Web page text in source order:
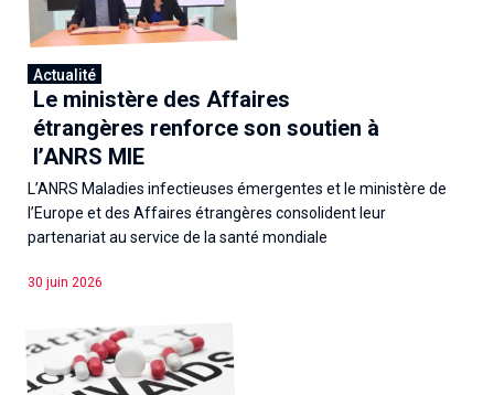
Actualité
Le ministère des Affaires
étrangères renforce son soutien à
l’ANRS MIE
L’ANRS Maladies infectieuses émergentes et le ministère de
l’Europe et des Affaires étrangères consolident leur
partenariat au service de la santé mondiale
30 juin 2026